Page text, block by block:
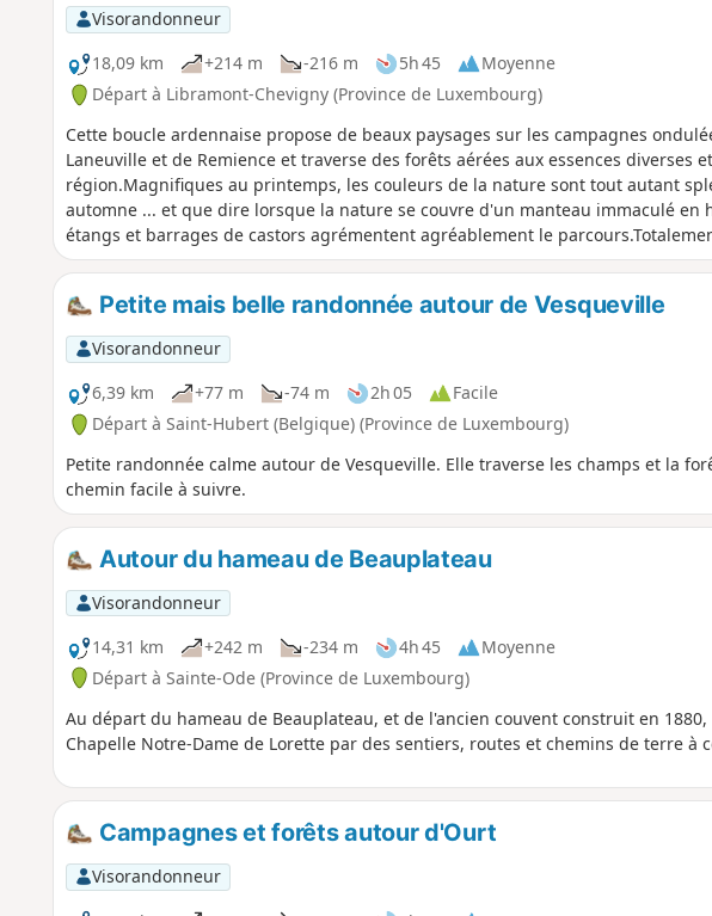
Visorandonneur
18,09 km
+214 m -216 m 5h 45
Moyenne
Départ à Libramont-Chevigny (Province de Luxembourg)
Cette boucle ardennaise propose de beaux paysages sur les campagnes
Laneuville et de Remience et traverse des forêts aérées aux essences diverses
région.Magnifiques au printemps, les couleurs de la nature sont tout autant
automne ... et que dire lorsque la nature se couvre d'un manteau immaculé en
étangs et barrages de castors agrémentent agréablement le
sentiers battus, la probabilité de rencontrer quelqu'un y est très faible: nous
pâtures.Corollaire: très peu de bancs et pas une seule table de pique-nique sur
Aucun commerce non plus: ne partez pas sans un minimum à boire et à manger.
Petite mais belle randonnée autour de Vesqueville
Visorandonneur
6,39 km
+77 m -74 m 2h 05
Facile
Départ à Saint-Hubert (Belgique) (Province de Luxembourg)
Petite randonnée calme autour de Vesqueville. Elle traverse les champs et la
chemin facile à suivre.
Autour du hameau de Beauplateau
Visorandonneur
14,31 km
+242 m -234 m 4h 45
Moyenne
Départ à Sainte-Ode (Province de Luxembourg)
Au départ du hameau de Beauplateau, et de l'ancien couvent construit en
Chapelle Notre-Dame de Lorette par des sentiers, routes et chemins de terre à
Campagnes et forêts autour d'Ourt
Visorandonneur